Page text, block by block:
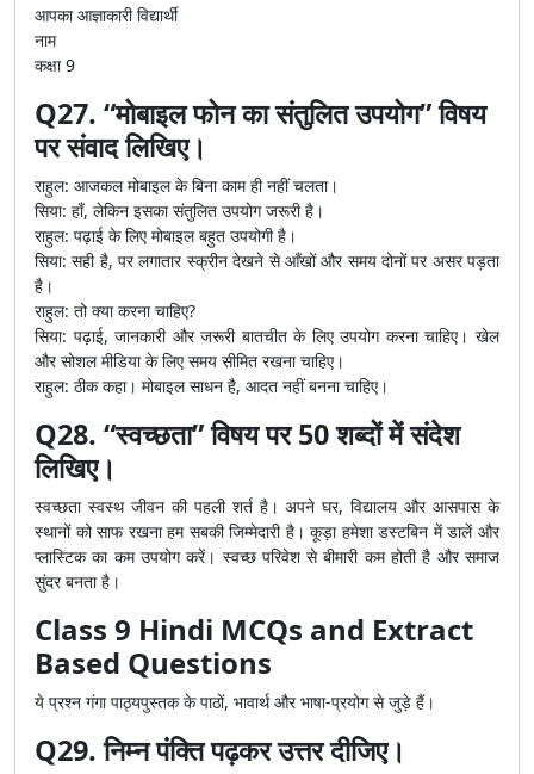
आपका आज्ञाकारी विद्यार्थी
नाम
कक्षा 9
Q27. “मोबाइल फोन का संतुलित उपयोग” विषय
पर संवाद लिखिए।
राहुल: आजकल मोबाइल के बिना काम ही नहीं चलता।
सिया: हाँ, लेकिन इसका संतुलित उपयोग जरूरी है।
राहुल: पढ़ाई के लिए मोबाइल बहुत उपयोगी है।
सिया: सही है, पर लगातार स्क्रीन देखने से आँखों और समय दोनों पर असर पड़ता
है।
राहुल: तो क्या करना चाहिए?
सिया: पढ़ाई, जानकारी और जरूरी बातचीत के लिए उपयोग करना चाहिए। खेल
और सोशल मीडिया के लिए समय सीमित रखना चाहिए।
राहुल: ठीक कहा। मोबाइल साधन है, आदत नहीं बनना चाहिए।
Q28. “स्वच्छता” विषय पर 50 शब्दों में संदेश
लिखिए।
स्वच्छता स्वस्थ जीवन की पहली शर्त है। अपने घर, विद्यालय और आसपास के
स्थानों को साफ रखना हम सबकी जिम्मेदारी है। कूड़ा हमेशा डस्टबिन में डालें और
प्लास्टिक का कम उपयोग करें। स्वच्छ परिवेश से बीमारी कम होती है और समाज
सुंदर बनता है।
Class 9 Hindi MCQs and Extract
Based Questions
ये प्रश्न गंगा पाठ्यपुस्तक के पाठों, भावार्थ और भाषा-प्रयोग से जुड़े हैं।
Q29. निम्न पंक्ति पढ़कर उत्तर दीजिए।